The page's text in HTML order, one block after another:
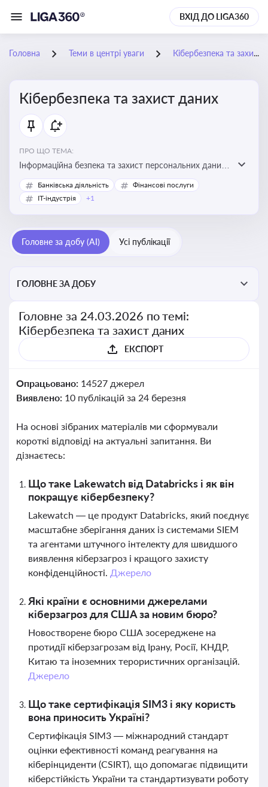
ВХІД ДО LIGA360
Головна Теми в центрі уваги Кібербезпека та захист даних
Кібербезпека та захист даних
ПРО ЩО ТЕМА:
Інформаційна безпека та захист персональних даних
на підприємстві
Банківська діяльність
Фінансові послуги
IT-індустрія
+1
Головне за добу (AI) Усі публікації
ГОЛОВНЕ ЗА ДОБУ
Головне за 24.03.2026 по темі:
Кібербезпека та захист даних
ЕКСПОРТ
Опрацьовано: 14527 джерел
Виявлено: 10 публікацій за 24 березня
На основі зібраних матеріалів ми сформували
короткі відповіді на актуальні запитання. Ви
дізнаєтесь:
Що таке Lakewatch від Databricks і як він
покращує кібербезпеку?
Lakewatch — це продукт Databricks, який поєднує
масштабне зберігання даних із системами SIEM
та агентами штучного інтелекту для швидшого
виявлення кіберзагроз і кращого захисту
конфіденційності. Джерело
Які країни є основними джерелами
кіберзагроз для США за новим бюро?
Новостворене бюро США зосереджене на
протидії кіберзагрозам від Ірану, Росії, КНДР,
Китаю та іноземних терористичних організацій.
Джерело
Що таке сертифікація SIM3 і яку користь
вона приносить Україні?
Сертифікація SIM3 — міжнародний стандарт
оцінки ефективності команд реагування на
кіберінциденти (CSIRT), що допомагає підвищити
кіберстійкість України та стандартизувати роботу